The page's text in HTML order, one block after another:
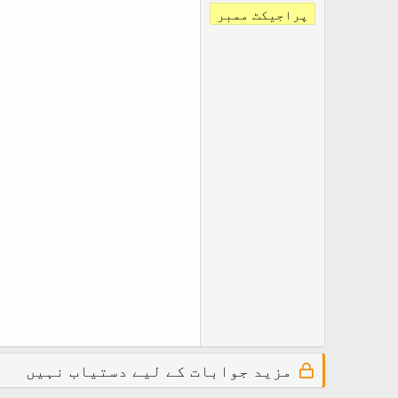
پراجیکٹ ممبر
مزید جوابات کے لیے دستیاب نہیں